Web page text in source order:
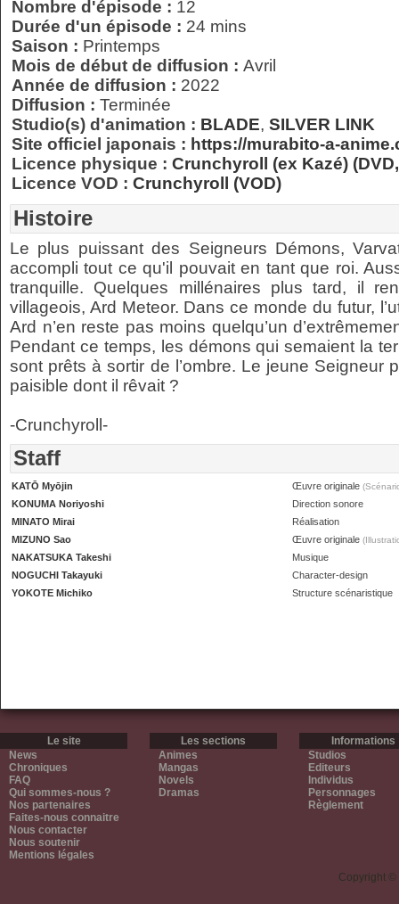
Nombre d'épisode : 12
Durée d'un épisode : 24 mins
Saison : Printemps
Mois de début de diffusion : Avril
Année de diffusion : 2022
Diffusion : Terminée
Studio(s) d'animation : BLADE, SILVER LINK
Site officiel japonais : https://murabito-a-
Licence physique : Crunchyroll (ex Kazé)
Licence VOD : Crunchyroll (VOD)
Histoire
Le plus puissant des Seigneurs Démons,
accompli tout ce qu'il pouvait en tant que roi.
tranquille. Quelques millénaires plus tard, il
villageois, Ard Meteor. Dans ce monde du futur,
Ard n’en reste pas moins quelqu’un
Pendant ce temps, les démons qui semaient la
sont prêts à sortir de l’ombre. Le jeune Seigneur
paisible dont il rêvait ?
-Crunchyroll-
Staff
KATŌ Myōjin Œuvre originale
KONUMA Noriyoshi
Direction sonore
MINATO Mirai
Réalisation
MIZUNO Sao
Œuvre originale
NAKATSUKA Takeshi
Musique
NOGUCHI Takayuki
Character-design
YOKOTE Michiko
Structure scénaristique
Le site
News
Chroniques
FAQ
Qui sommes-nous ?
Nos partenaires
Faites-nous connaitre
Nous contacter
Nous soutenir
Mentions légales
Les sections
Animes
Mangas
Novels
Dramas
Informations
Studios
Editeurs
Individus
Personnages
Règlement
Copyright ©